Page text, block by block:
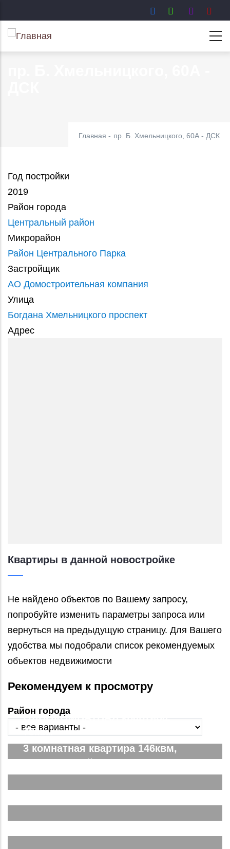
к
основному
содержанию
Главная - пр. Б. Хмельницкого, 60А - ДСК
Год постройки
2019
Район города
Центральный район
Микрорайон
Район Центрального Парка
Застройщик
АО Домостроительная компания
Улица
Богдана Хмельницкого проспект
Адрес
Квартиры в данной новостройке
Не найдено объектов по Вашему запросу,
попробуйте изменить параметры запроса или
вернуться на предыдущую страницу. Для Вашего
удобства мы подобрали список рекомендуемых
объектов недвижимости
Рекомендуем к просмотру
Район города
ОДНОКОМНАТНАЯ квартира,
78квм
3 комнатная квартира 146квм,
ЖК Парковый. Вид на город
Двухкомнатная Спутник Сити
Евродвушка в ЖК Спутник Сити